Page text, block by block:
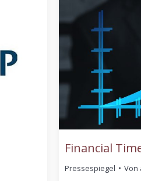
Financial
Pressespiegel Von